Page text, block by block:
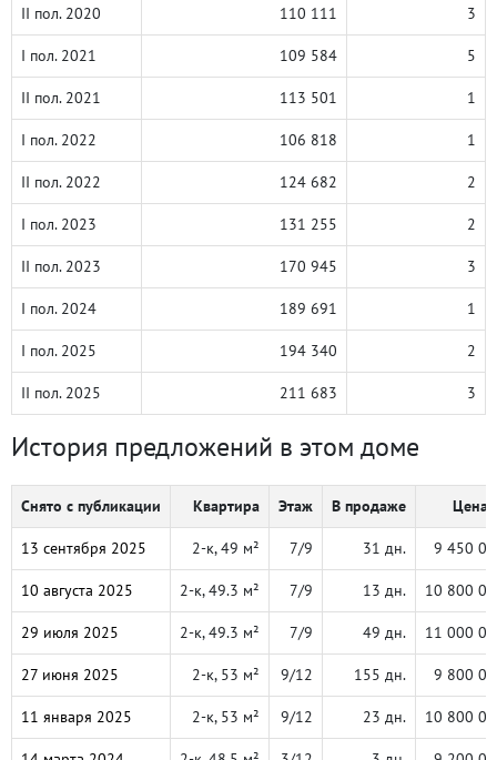
II пол. 2020 110 111 3
I пол. 2021 109 584 5
II пол. 2021 113 501 1
I пол. 2022 106 818 1
II пол. 2022 124 682 2
I пол. 2023 131 255 2
II пол. 2023 170 945 3
I пол. 2024 189 691 1
I пол. 2025 194 340 2
II пол. 2025 211 683 3
История предложений в этом доме
Снято с публикации Квартира Этаж В продаже Цена,
13 сентября 2025 2-к, 49 м² 7/9 31 дн. 9 450
10 августа 2025 2-к, 49.3 м² 7/9 13 дн. 10 800
29 июля 2025 2-к, 49.3 м² 7/9 49 дн. 11 000
27 июня 2025 2-к, 53 м² 9/12 155 дн. 9 800
11 января 2025 2-к, 53 м² 9/12 23 дн. 10 800